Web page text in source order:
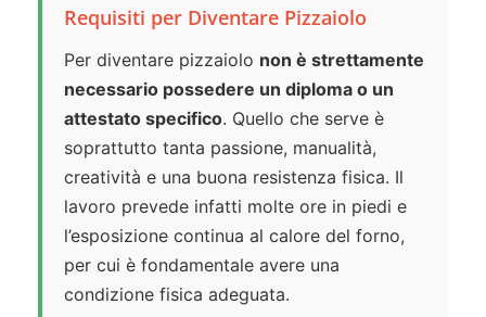
Requisiti per Diventare Pizzaiolo
Per diventare pizzaiolo non è strettamente
necessario possedere un diploma o un
attestato specifico. Quello che serve è
soprattutto tanta passione, manualità,
creatività e una buona resistenza fisica. Il
lavoro prevede infatti molte ore in piedi e
l’esposizione continua al calore del forno,
per cui è fondamentale avere una
condizione fisica adeguata.